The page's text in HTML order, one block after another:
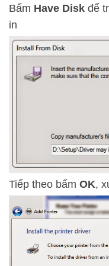
Bấm Have Disk để
in
Tiếp theo bấm OK,